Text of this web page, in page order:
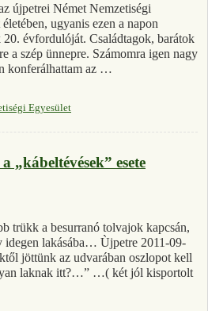
újpetrei Német Nemzetiségi
ugyanis ezen a napon
20. évfordulóját. Családtagok, barátok
a szép ünnepre. Számomra igen nagy
konferálhattam az …
Egyesület
„kábeltévések” esete
trükk a besurranó tolvajok kapcsán,
idegen lakásába… Ùjpetre 2011-09-
jöttünk az udvarában oszlopot kell
laknak itt?…” …( két jól kisportolt